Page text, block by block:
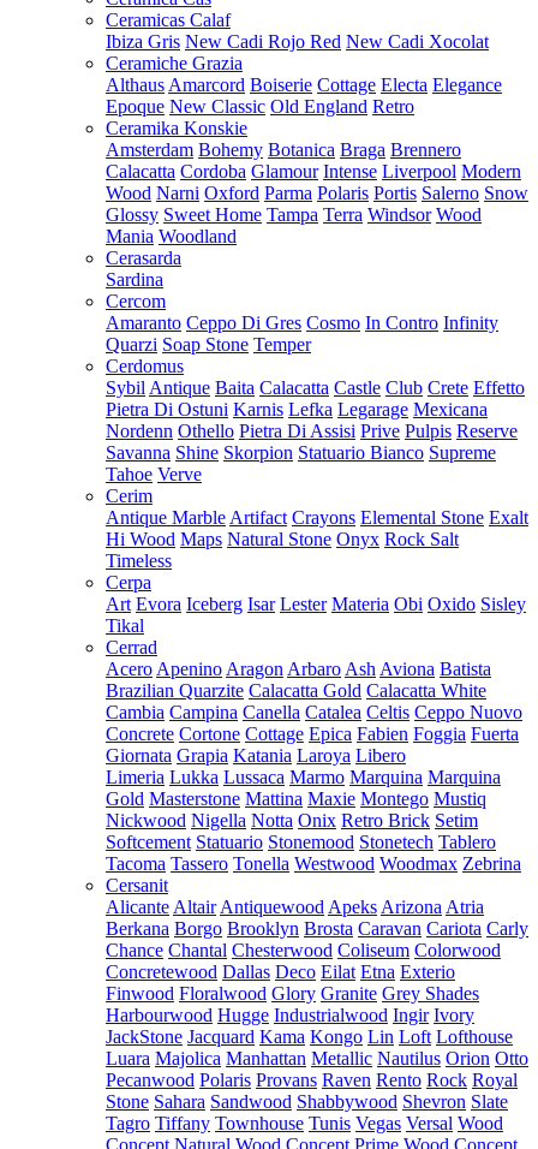
Ceramicas Calaf
Ibiza Gris New Cadi Rojo Red New Cadi Xocolat
Ceramiche Grazia
Althaus Amarcord Boiserie Cottage Electa Elegance
Epoque New Classic Old England Retro
Ceramika Konskie
Amsterdam Bohemy Botanica Braga Brennero
Calacatta Cordoba Glamour Intense Liverpool Modern
Wood Narni Oxford Parma Polaris Portis Salerno Snow
Glossy Sweet Home Tampa Terra Windsor Wood
Mania Woodland
Cerasarda
Sardina
Cercom
Amaranto Ceppo Di Gres Cosmo In Contro Infinity
Quarzi Soap Stone Temper
Cerdomus
Sybil Antique Baita Calacatta Castle Club Crete Effetto
Pietra Di Ostuni Karnis Lefka Legarage Mexicana
Nordenn Othello Pietra Di Assisi Prive Pulpis Reserve
Savanna Shine Skorpion Statuario Bianco Supreme
Tahoe Verve
Cerim
Antique Marble Artifact Crayons Elemental Stone Exalt
Hi Wood Maps Natural Stone Onyx Rock Salt
Timeless
Cerpa
Art Evora Iceberg Isar Lester Materia Obi Oxido Sisley
Tikal
Cerrad
Acero Apenino Aragon Arbaro Ash Aviona Batista
Brazilian Quarzite Calacatta Gold Calacatta White
Cambia Campina Canella Catalea Celtis Ceppo Nuovo
Concrete Cortone Cottage Epica Fabien Foggia Fuerta
Giornata Grapia Katania Laroya Libero
Limeria Lukka Lussaca Marmo Marquina Marquina
Gold Masterstone Mattina Maxie Montego Mustiq
Nickwood Nigella Notta Onix Retro Brick Setim
Softcement Statuario Stonemood Stonetech Tablero
Tacoma Tassero Tonella Westwood Woodmax Zebrina
Cersanit
Alicante Altair Antiquewood Apeks Arizona Atria
Berkana Borgo Brooklyn Brosta Caravan Cariota Carly
Chance Chantal Chesterwood Coliseum Colorwood
Concretewood Dallas Deco Eilat Etna Exterio
Finwood Floralwood Glory Granite Grey Shades
Harbourwood Hugge Industrialwood Ingir Ivory
JackStone Jacquard Kama Kongo Lin Loft Lofthouse
Luara Majolica Manhattan Metallic Nautilus Orion Otto
Pecanwood Polaris Provans Raven Rento Rock Royal
Stone Sahara Sandwood Shabbywood Shevron Slate
Tagro Tiffany Townhouse Tunis Vegas Versal Wood